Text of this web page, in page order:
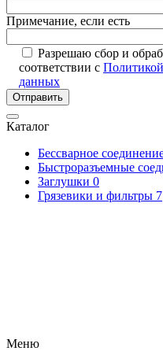
Примечание, если есть
Разрешаю сбор и
соответствии с
данных
Отправить
Каталог
Бессварное
Быстроразъемные
Заглушки 0
Грязевики и фильтры 7
Меню